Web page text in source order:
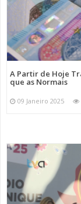
A Partir de Hoje
que as Normais
09 Janeiro 2025